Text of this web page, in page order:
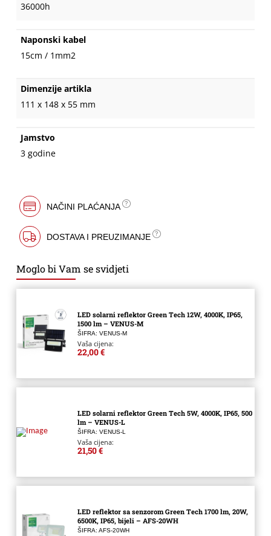
36000h
Naponski kabel
15cm / 1mm2
Dimenzije artikla
111 x 148 x 55 mm
Jamstvo
3 godine
NAČINI PLAĆANJA
DOSTAVA I PREUZIMANJE
Moglo bi Vam se svidjeti
LED solarni reflektor Green Tech 12W, 4000K, IP65,
1500 lm – VENUS-M
ŠIFRA: VENUS-M
Vaša cijena:
22,00 €
LED solarni reflektor Green Tech 5W, 4000K, IP65, 500
lm – VENUS-L
ŠIFRA: VENUS-L
Vaša cijena:
21,50 €
LED reflektor sa senzorom Green Tech 1700 lm, 20W,
6500K, IP65, bijeli – AFS-20WH
ŠIFRA: AFS-20WH